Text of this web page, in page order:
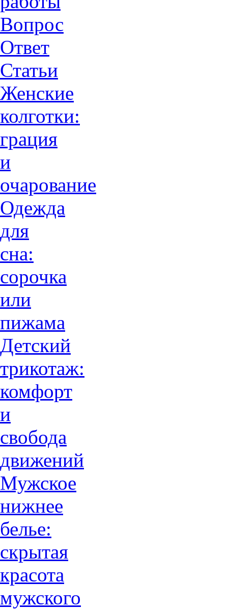
Вопрос
Ответ
Статьи
Женские
колготки:
грация
и
очарованиe
Одежда
для
сна:
сорочка
или
пижама
Детский
трикотаж:
комфорт
и
свобода
движений
Мужское
нижнее
белье:
скрытая
красота
мужского